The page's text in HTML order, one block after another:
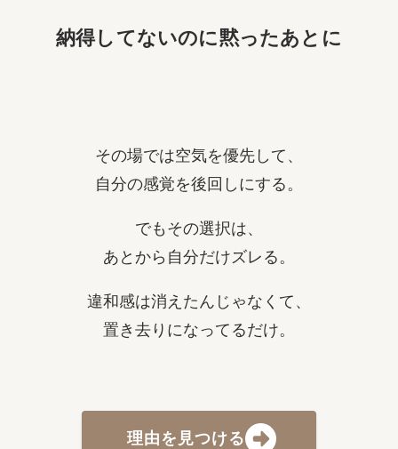
納得してないのに黙ったあとに
その場では空気を優先して、
自分の感覚を後回しにする。
でもその選択は、
あとから自分だけズレる。
違和感は消えたんじゃなくて、
置き去りになってるだけ。
理由を見つける